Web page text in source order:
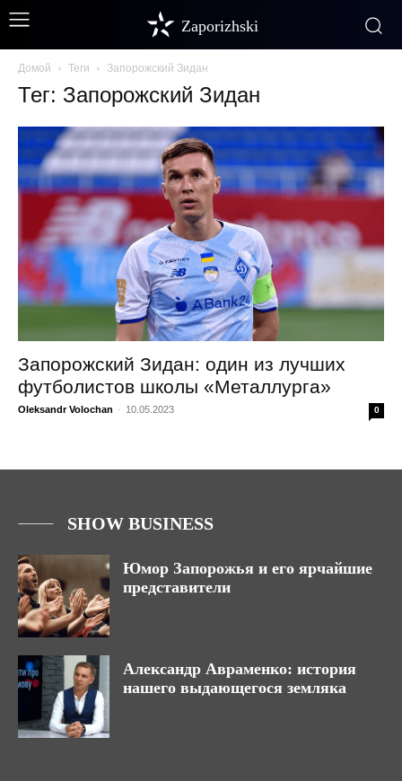
Zaporizhski
Домой Теги Запорожский Зидан
Тег: Запорожский Зидан
Запорожский Зидан: один из лучших
футболистов школы «Металлурга»
Oleksandr Volochan - 10.05.2023 0
SHOW BUSINESS
Юмор Запорожья и его ярчайшие
представители
Александр Авраменко: история
нашего выдающегося земляка